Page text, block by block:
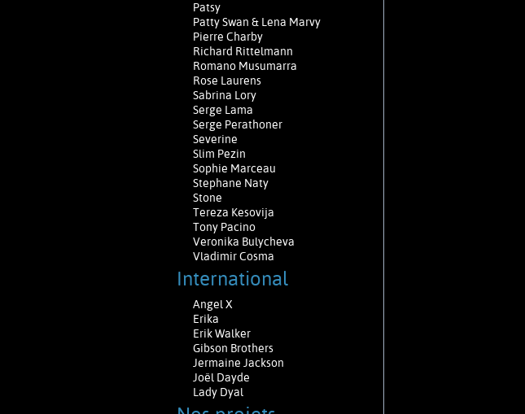
Patsy
Patty Swan & Lena Marvy
Pierre Charby
Richard Rittelmann
Romano Musumarra
Rose Laurens
Sabrina Lory
Serge Lama
Serge Perathoner
Severine
Slim Pezin
Sophie Marceau
Stephane Naty
Stone
Tereza Kesovija
Tony Pacino
Veronika Bulycheva
Vladimir Cosma
International
Angel X
Erika
Erik Walker
Gibson Brothers
Jermaine Jackson
Joël Dayde
Lady Dyal